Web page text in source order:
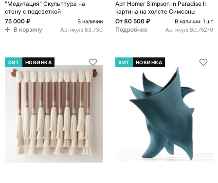
"Медитация" Скульптура на
стену с подсветкой
75 000 ₽
В наличии
В корзину Артикул: 83.730
Арт Homer Simpson in Paradise II
картина на холсте Симсоны
От 80 500 ₽ В наличии: 1 шт
Подробнее Артикул: 80.752-0
ХИТ НОВИНКА ХИТ НОВИНКА